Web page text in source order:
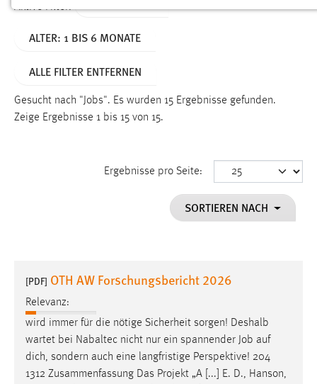
Aktive Filter:
ALTER: 1 BIS 6 MONATE
ALLE FILTER ENTFERNEN
Gesucht nach "Jobs". Es wurden 15 Ergebnisse gefunden.
Zeige Ergebnisse 1 bis 15 von 15.
Ergebnisse pro Seite:
SORTIEREN NACH
[PDF] OTH AW Forschungsbericht 2026
Relevanz:
wird immer für die nötige Sicherheit sorgen! Deshalb
wartet bei Nabaltec nicht nur ein spannender Job auf
dich, sondern auch eine langfristige Perspektive! 204
1312 Zusammenfassung Das Projekt „A [...] E. D., Hanson,
Funktionen und sind für die einwandfreie Funktion der
Name:
Dieser Cookie speichert die ausgewählten Einverständnis-
Performance
Name:
staticfilecache
Zweck:
Für performante Seitenauslieferung wird in diesem Cookie
gespeichert, ob man eingeloggt ist.